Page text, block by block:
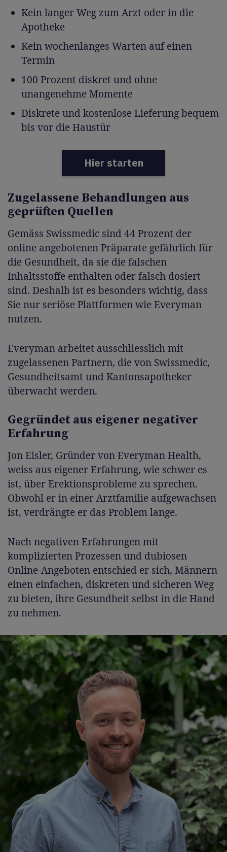
Kein langer Weg zum Arzt oder in die
Apotheke
Kein wochenlanges Warten auf einen
Termin
100 Prozent diskret und ohne
unangenehme Momente
Diskrete und kostenlose Lieferung bequem
bis vor die Haustür
Hier starten
Zugelassene Behandlungen aus
geprüften Quellen
Gemäss Swissmedic sind 44 Prozent der
online angebotenen Präparate gefährlich für
die Gesundheit, da sie die falschen
Inhaltsstoffe enthalten oder falsch dosiert
sind. Deshalb ist es besonders wichtig, dass
Sie nur seriöse Plattformen wie Everyman
nutzen.
Everyman arbeitet ausschliesslich mit
zugelassenen Partnern, die von Swissmedic,
Gesundheitsamt und Kantonsapotheker
überwacht werden.
Gegründet aus eigener negativer
Erfahrung
Jon Eisler, Gründer von Everyman Health,
weiss aus eigener Erfahrung, wie schwer es
ist, über Erektionsprobleme zu sprechen.
Obwohl er in einer Arztfamilie aufgewachsen
ist, verdrängte er das Problem lange.
Nach negativen Erfahrungen mit
komplizierten Prozessen und dubiosen
Online-Angeboten entschied er sich, Männern
einen einfachen, diskreten und sicheren Weg
zu bieten, ihre Gesundheit selbst in die Hand
zu nehmen.